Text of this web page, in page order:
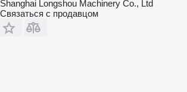
Shanghai Longshou Machinery Co., Ltd
Связаться с продавцом